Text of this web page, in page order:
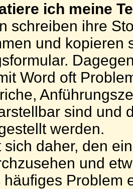
ich meine
schreiben ihre
und kopieren
Word oft
sind und
werden.
sich daher, den
und
Problem